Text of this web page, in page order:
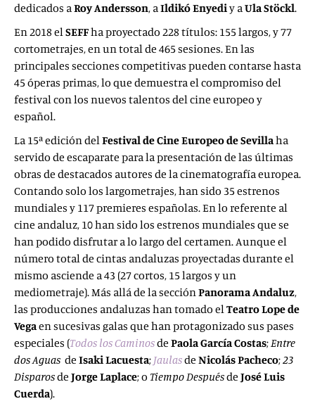
dedicados aRoy Andersson, aIldikó Enyediy aUla Stöckl.
En 2018 elSEFFha proyectado 228 títulos: 155 largos, y 77
cortometrajes, en un total de 465 sesiones. En las
principales secciones competitivas pueden contarse hasta
45 óperas primas, lo que demuestra el compromiso del
festival con los nuevos talentos del cine europeo y
español.
La 15ª edición delFestival de Cine Europeo de Sevillaha
servido de escaparate para la presentación de las últimas
obras de destacados autores de la cinematografía europea.
Contando solo los largometrajes, han sido 35 estrenos
mundiales y 117 premieres españolas. En lo referente al
cine andaluz, 10 han sido los estrenos mundiales que se
han podido disfrutar a lo largo del certamen. Aunque el
número total de cintas andaluzas proyectadas durante el
mismo asciende a 43 (27 cortos, 15 largos y un
mediometraje). Más allá de la secciónPanorama Andaluz,
las producciones andaluzas han tomado elTeatro Lope de
Vegaen sucesivas galas que han protagonizado sus pases
especiales (Todos los Caminosde Paola García Costas;Entre
dos Aguas de Isaki Lacuesta; Jaulasde Nicolás Pacheco;23
Disparosde Jorge Laplace; o TiempoDespuésde José Luis
Cuerda).